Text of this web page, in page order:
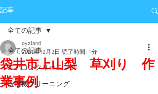
記事
全ての記事
エアコンクリーニング
洗濯機クリーニング
全ての記事
袋井市上山梨 草刈り 作
業事例
oyzland
2021年12月2日 読了時間: 1分